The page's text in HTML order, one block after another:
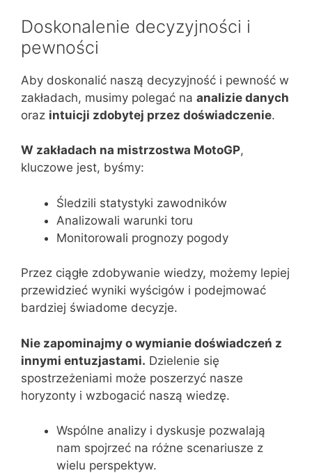
Doskonalenie decyzyjności i
pewności
Aby doskonalić naszą decyzyjność i pewność w
zakładach, musimy polegać na analizie danych
oraz intuicji zdobytej przez doświadczenie.
W zakładach na mistrzostwa MotoGP,
kluczowe jest, byśmy:
Śledzili statystyki zawodników
Analizowali warunki toru
Monitorowali prognozy pogody
Przez ciągłe zdobywanie wiedzy, możemy lepiej
przewidzieć wyniki wyścigów i podejmować
bardziej świadome decyzje.
Nie zapominajmy o wymianie doświadczeń z
innymi entuzjastami. Dzielenie się
spostrzeżeniami może poszerzyć nasze
horyzonty i wzbogacić naszą wiedzę.
Wspólne analizy i dyskusje pozwalają
nam spojrzeć na różne scenariusze z
wielu perspektyw.